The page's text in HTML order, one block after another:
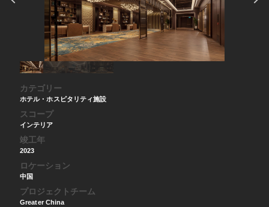
カテゴリー
ホテル・ホスピタリティ施設
スコープ
インテリア
竣工年
2023
ロケーション
中国
プロジェクトチーム
Greater China